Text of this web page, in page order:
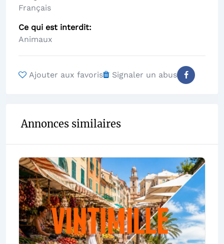
Français
Ce qui est interdit
Animaux
Ajouter aux favoris Signaler un abus
Annonces similaires